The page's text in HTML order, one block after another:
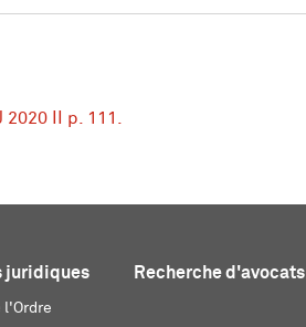
2020 II p. 111.
juridiques
l'Ordre
Recherche d'avocats